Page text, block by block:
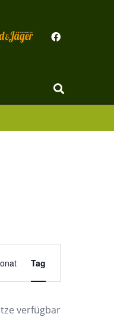
Veranstaltung
Ansichten-
Navigation
Tag
verfügbar